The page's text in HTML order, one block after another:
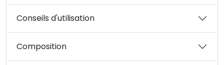
Conseils d'utilisation
Composition